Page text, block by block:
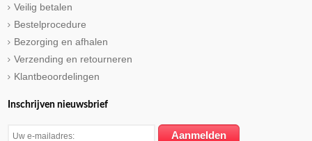
Veilig betalen
Bestelprocedure
Bezorging en afhalen
Verzending en retourneren
Klantbeoordelingen
Inschrijven nieuwsbrief